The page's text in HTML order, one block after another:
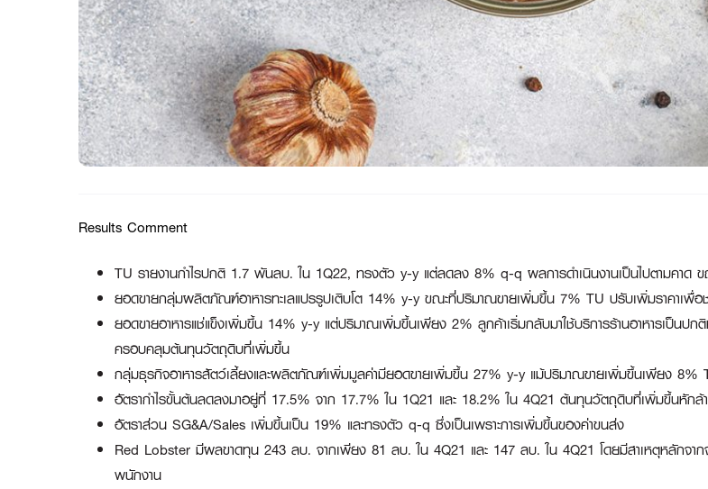
Results Comment
TU รายงานกำไรปกติ 1.7 พันลบ. ใน 1Q22, ทรงตัว y-y แต่ลดลง 8% q-q ผลการดำเนินงานเป็นไปตามคาด
ยอดขายกลุ่มผลิตภัณฑ์อาหารทะเลแปรรูปเติบโต 14% y-y ขณะที่ปริมาณขายเพิ่มขึ้น 7% TU ปรับเพิ่มราคาเพื่
ยอดขายอาหารแช่แข็งเพิ่มขึ้น 14% y-y แต่ปริมาณเพิ่มขึ้นเพียง 2% ลูกค้าเริ่มกลับมาใช้บริการร้านอาหารเป็นป
ครอบคลุมต้นทุนวัตถุดิบที่เพิ่มขึ้น
กลุ่มธุรกิจอาหารสัตว์เลี้ยงและผลิตภัณฑ์เพิ่มมูลค่ามียอดขายเพิ่มขึ้น 27% y-y แม้ปริมาณขายเพิ่มขึ้นเพียง
อัตรากำไรขั้นต้นลดลงมาอยู่ที่ 17.5% จาก 17.7% ใน 1Q21 และ 18.2% ใน 4Q21 ต้นทุนวัตถุดิบที่เพิ่มขึ้นหักล้
อัตราส่วน SG&A/Sales เพิ่มขึ้นเป็น 19% และทรงตัว q-q ซึ่งเป็นเพราะการเพิ่มขึ้นของค่าขนส่ง
Red Lobster มีผลขาดทุน 243 ลบ. จากเพียง 81 ลบ. ใน 4Q21 และ 147 ลบ. ใน 4Q21 โดยมีสาเหตุหลักจา
พนักงาน